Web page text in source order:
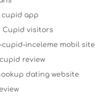
app
Cupid visitors
inceleme mobil site
review
dating website